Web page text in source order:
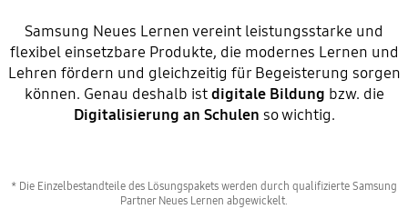
Samsung Neues Lernen vereint leistungsstarke und
flexibel einsetzbare Produkte, die modernes Lernen und
Lehren fördern und gleichzeitig für Begeisterung sorgen
können. Genau deshalb istdigitale Bildung bzw. die
Digitalisierung an Schulen so wichtig.
* Die Einzelbestandteile des Lösungspakets werden durch qualifizierte Samsung
Partner Neues Lernen abgewickelt.